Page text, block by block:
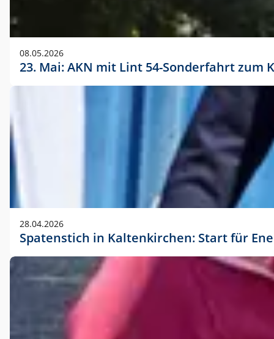
08.05.2026
23. Mai: AKN mit Lint 54-Sonderfahrt
28.04.2026
Spatenstich in Kaltenkirchen: Start für